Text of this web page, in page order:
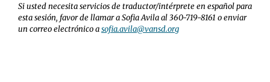
Si usted necesita servicios de traductor/intérprete en español para
esta sesión, favor de llamar a Sofia Avila al360-719-8161 o enviar
un correo electrónico asofia.avila@vansd.org